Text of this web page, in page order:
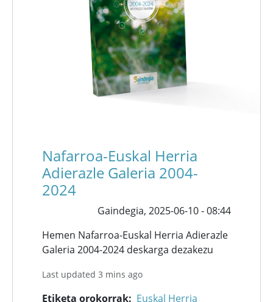
Nafarroa-Euskal Herria
Adierazle Galeria 2004-
2024
Gaindegia, 2025-06-10 - 08:44
Hemen Nafarroa-Euskal Herria Adierazle
Galeria 2004-2024 deskarga dezakezu
Last updated 3 mins ago
Etiketa orokorrak Euskal Herria